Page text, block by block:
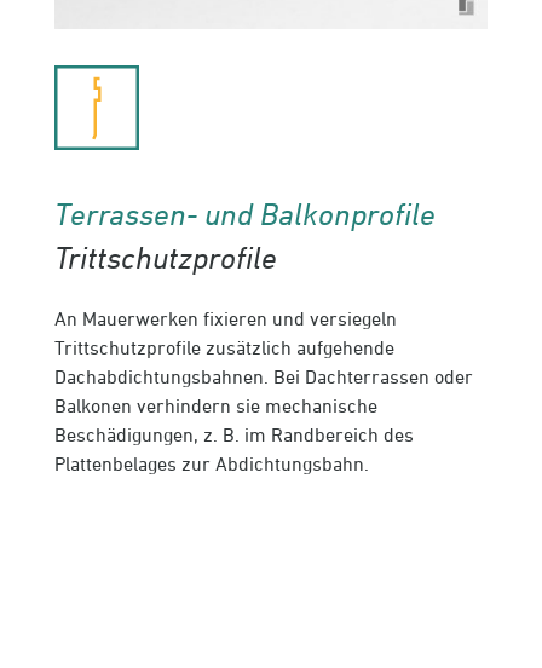
Terrassen- und Balkonprofile
Trittschutzprofile
An Mauerwerken fixieren und versiegeln
Trittschutzprofile zusätzlich aufgehende
Dachabdichtungsbahnen. Bei Dachterrassen oder
Balkonen verhindern sie mechanische
Beschädigungen, z. B. im Randbereich des
Plattenbelages zur Abdichtungsbahn.